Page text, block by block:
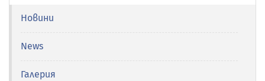
Новини
News
Галерия